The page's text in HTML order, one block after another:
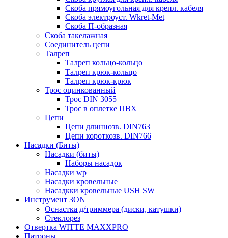
Скоба прямоугольная для крепл. кабеля
Скоба электроуст. Wkret-Met
Скоба П-образная
Скоба такелажная
Соединитель цепи
Талреп
Талреп кольцо-кольцо
Талреп крюк-кольцо
Талреп крюк-крюк
Трос оцинкованный
Трос DIN 3055
Трос в оплетке ПВХ
Цепи
Цепи длиннозв. DIN763
Цепи короткозв. DIN766
Насадки (Биты)
Насадки (биты)
Наборы насадок
Насадки wp
Насадки кровельные
Насадкки кровельные USH SW
Инструмент 3ON
Оснастка д/триммера (диски, катушки)
Стеклорез
Отвертка WITTE MAXXPRO
Патроны